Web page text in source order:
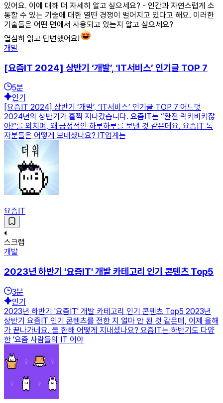
있어요. 이에 대해 더 자세히 알고 싶으세요? - 인간과 자연스럽게 소
통할 수 있는 기술에 대한 열띤 경쟁이 벌어지고 있다고 해요. 이러한
기술들은 어떤 면에서 사용되고 있는지 알고 싶으세요?
열심히 읽고 답변했어요!
개발
[요즘IT 2024] 상반기 ‘개발’, ‘IT서비스’ 인기글 TOP 7
5분
인기
[요즘IT 2024] 상반기 ‘개발’, ‘IT서비스’ 인기글 TOP 7 어느덧
2024년의 상반기가 훌쩍 지나갔습니다. 요즘IT는 “완전 럭키비키잖
아!”를 외치며, 꽤 긍정적인 하루하루를 보낸 것 같은데요. 요즘IT 독
자분들은 어떻게 보내셨나요? IT업계는
요즘IT
스크랩
개발
2023년 하반기 '요즘IT' 개발 카테고리 인기 콘텐츠 Top5
3분
인기
2023년 하반기 '요즘IT' 개발 카테고리 인기 콘텐츠 Top5 2023년
상반기 요즘IT 인기 콘텐츠를 전한 지 얼마 안 된 것 같은데, 이제 올해
가 끝나가네요. 올 한해 어떻게 지내셨나요? 요즘IT는 하반기도 다양
한 '요즘 사람들의 IT 이야